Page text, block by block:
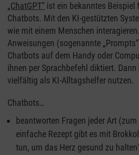
„ChatGPT“ ist ein bekanntes Beispiel
Chatbots. Mit den KI-gestützten
wie mit einem Menschen
Anweisungen (sogenannte
Chatbots auf dem Handy oder
ihnen per Sprachbefehl diktiert.
vielfältig als KI-Alltagshelfer nutzen.
Chatbots…
beantworten Fragen jeder Art (zum
einfache Rezept gibt es mit
tun, um das Herz gesund zu